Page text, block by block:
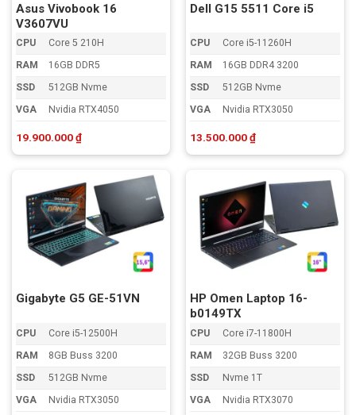
Asus Vivobook 16
V3607VU
CPU
Core 5 210H
RAM
16GB DDR5
SSD
512GB Nvme
VGA
Nvidia RTX4050
19.900.000₫
Dell G15 5511 Core i5
CPU
Core i5-11260H
RAM
16GB DDR4 3200
SSD
512GB Nvme
VGA
Nvidia RTX3050
13.500.000₫
Gigabyte G5 GE-51VN
CPU
Core i5-12500H
RAM
8GB Buss 3200
SSD
512GB Nvme
VGA
Nvidia RTX3050
HP Omen Laptop 16-
b0149TX
CPU
Core i7-11800H
RAM
32GB Buss 3200
SSD
Nvme 1T
VGA
Nvidia RTX3070